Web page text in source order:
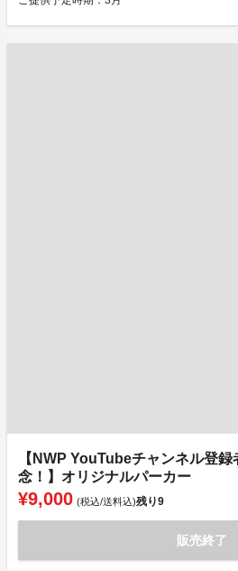
【NWP YouTubeチャンネル登
念！】オリジナルパーカー
¥9,000 (税込/送料込)残り9
販売終了